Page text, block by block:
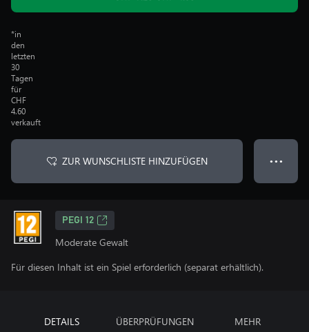
*in
den
letzten
30
Tagen
für
CHF
4.60
verkauft
ZUR WUNSCHLISTE HINZUFÜGEN ● ● ●
PEGI 12
Moderate Gewalt
Für diesen Inhalt ist ein Spiel erforderlich (separat erhältlich).
DETAILS ÜBERPRÜFUNGEN MEHR